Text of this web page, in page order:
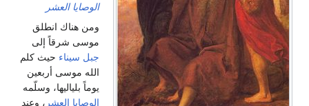
الوصايا العشر
ومن هناك انطلق
موسى شرقاً إلى
جبل سيناء حيث كلم
الله موسى أربعين
يوماً بلياليها، وسلّمه
الوصايا العشر ، وعند